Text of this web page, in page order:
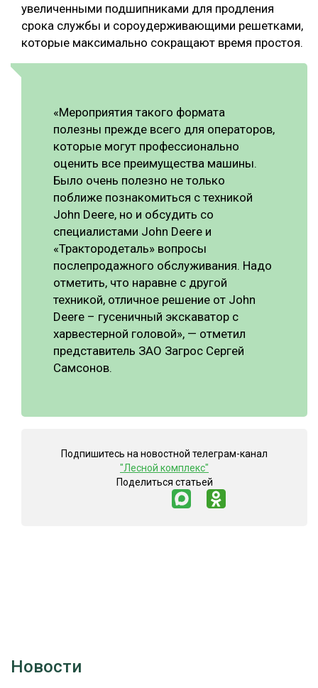
увеличенными подшипниками для продления
срока службы и сороудерживающими решетками,
которые максимально сокращают время простоя.
«Мероприятия такого формата
полезны прежде всего для операторов,
которые могут профессионально
оценить все преимущества машины.
Было очень полезно не только
поближе познакомиться с техникой
John Deere, но и обсудить со
специалистами John Deere и
«Трактородеталь» вопросы
послепродажного обслуживания. Надо
отметить, что наравне с другой
техникой, отличное решение от John
Deere – гусеничный экскаватор с
харвестерной головой», — отметил
представитель ЗАО Загрос Cергей
Самсонов.
Подпишитесь на новостной телеграм-канал
"Лесной комплекс"
Поделиться статьей
Новости